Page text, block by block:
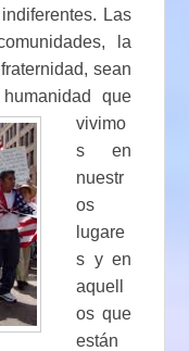
Las
la
sean
humanidad que
vivimo
s en
nuestr
os
lugare
s y en
aquell
os que
están